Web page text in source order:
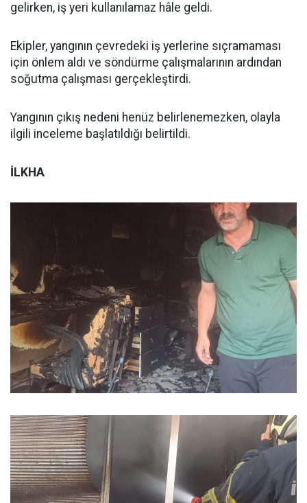
gelirken, iş yeri kullanılamaz hâle geldi.
Ekipler, yangının çevredeki iş yerlerine sıçramaması
için önlem aldı ve söndürme çalışmalarının ardından
soğutma çalışması gerçekleştirdi.
Yangının çıkış nedeni henüz belirlenemezken, olayla
ilgili inceleme başlatıldığı belirtildi.
İLKHA